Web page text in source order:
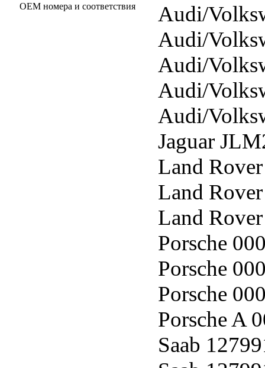
OEM номера и соответствия
Audi/
Audi/
Audi/
Audi/
Audi/
Jaguar
Land
Land
Land
Porsche
Porsche
Porsche
Porsche A
Saab